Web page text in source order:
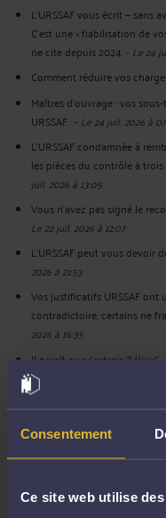
Consentement
Ce site web utilise
L'URSSAF vous écrit — sans
C'est une « fiabilisation de
ne cite depuis 2024.- Le 24
Comment réduire vos
Maîtres d'ouvrage : vos
URSSAF. - Le 24 juil. 2026 à
L'URSSAF condamnée à
les pièces du contrôle à
juil. 2026 à 13:05
Vous n'avez pas signé le
Le 22 juil. 2026 à 12:07
L’URSSAF peut vous devoir
2026 à 21:53
Vos justificatifs URSSAF ont
contradictoire, certains ne
2026 à 16:35
Il paraît que j'extrais "l'élixir".
L'URSSAF réclame le
de 535 303 €. Le passif